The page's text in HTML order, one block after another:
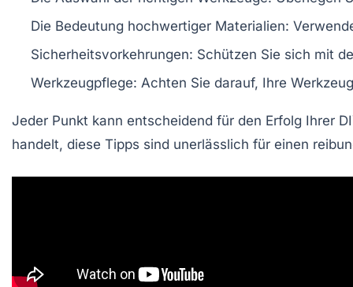
Die Bedeutung hochwertiger Materialien:
Sicherheitsvorkehrungen: Schützen Sie sich mit
Werkzeugpflege: Achten Sie darauf, Ihre
Jeder Punkt kann entscheidend für den Erfolg Ihrer
handelt, diese Tipps sind unerlässlich für einen